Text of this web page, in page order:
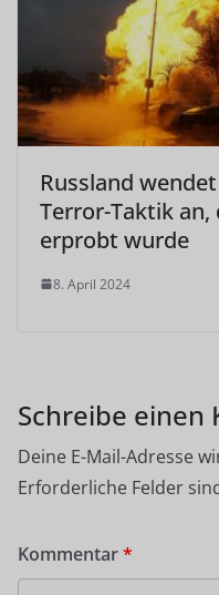
Russland
Terror-Taktik an,
erprobt wurde
8. April 2024
Schreibe einen
Deine E-Mail-Adresse
Erforderliche Felder
Kommentar*